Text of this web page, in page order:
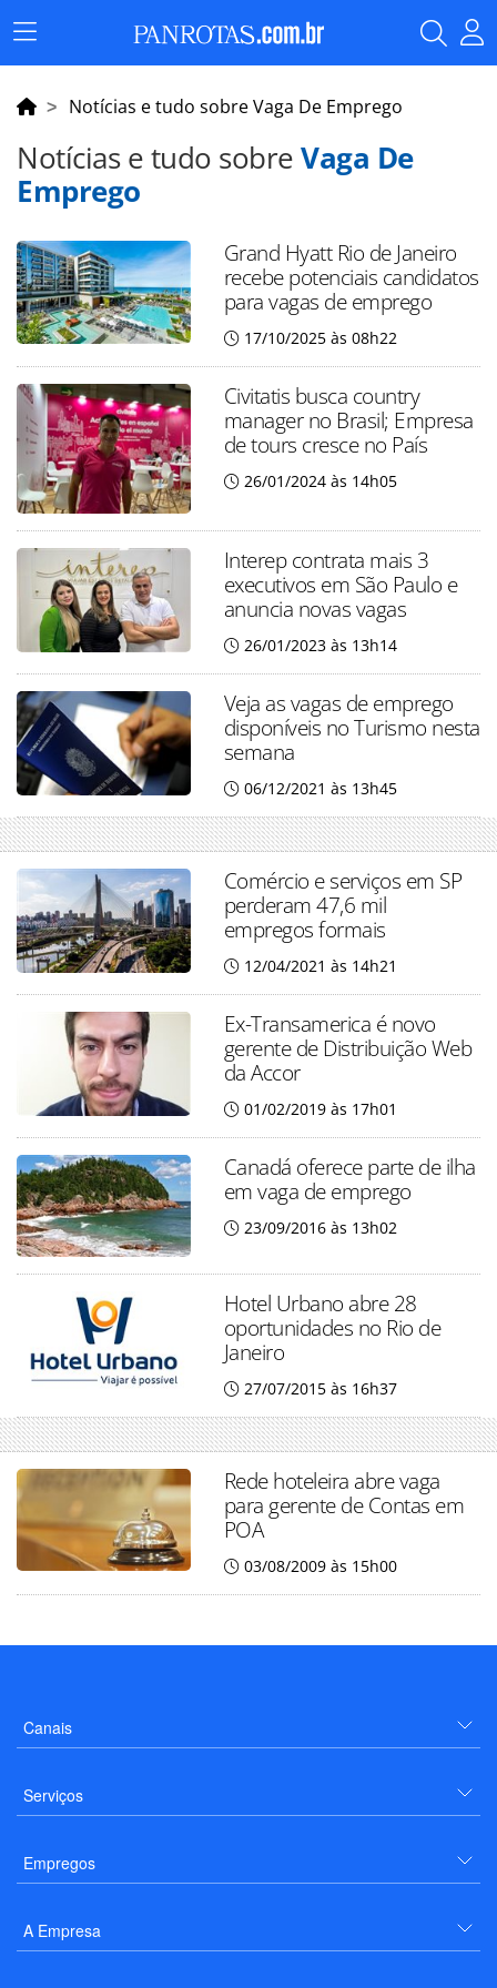
Menu
Principal
Notícias e tudo sobre Vaga De Emprego
Notícias e tudo sobreVaga De
Emprego
Grand Hyatt Rio de Janeiro
recebe potenciais candidatos
para vagas de emprego
17/10/2025 às 08h22
Civitatis busca country
manager no Brasil; Empresa
de tours cresce no País
26/01/2024 às 14h05
Interep contrata mais 3
executivos em São Paulo e
anuncia novas vagas
26/01/2023 às 13h14
Veja as vagas de emprego
disponíveis no Turismo nesta
semana
06/12/2021 às 13h45
Comércio e serviços em SP
perderam 47,6 mil
empregos formais
12/04/2021 às 14h21
Ex-Transamerica é novo
gerente de Distribuição Web
da Accor
01/02/2019 às 17h01
Canadá oferece parte de ilha
em vaga de emprego
23/09/2016 às 13h02
Hotel Urbano abre 28
oportunidades no Rio de
Janeiro
27/07/2015 às 16h37
Rede hoteleira abre vaga
para gerente de Contas em
POA
03/08/2009 às 15h00
Canais
Serviços
Empregos
A Empresa